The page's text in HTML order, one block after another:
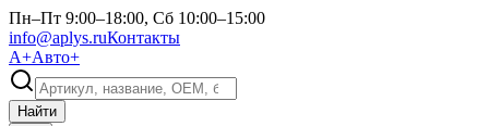
Пн–Пт 9:00–18:00, Сб 10:00–15:00
info@aplys.ruКонтакты
А+Авто+
Найти